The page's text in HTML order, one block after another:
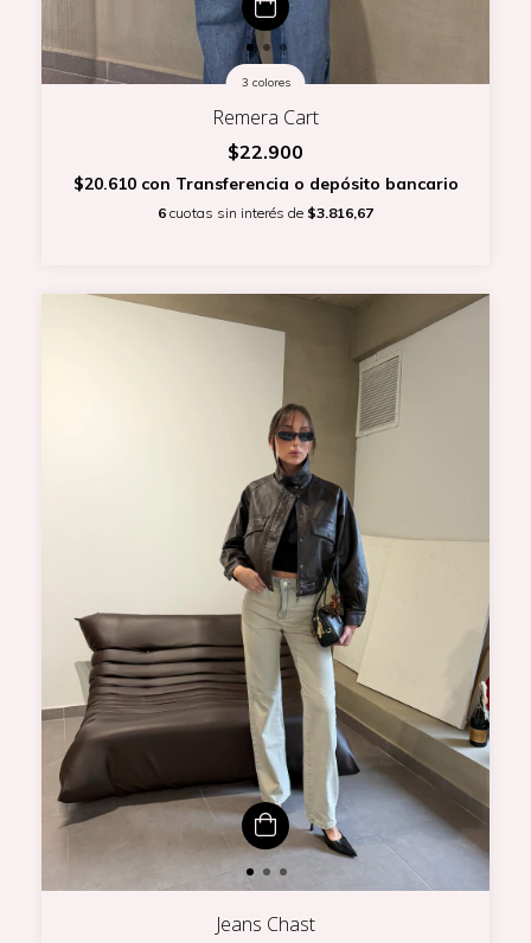
3 colores
Remera Cart
$22.900
$20.610 con Transferencia o depósito bancario
6 cuotas sin interés de $3.816,67
Jeans Chast